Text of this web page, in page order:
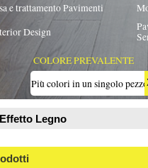
singolo pezzoX